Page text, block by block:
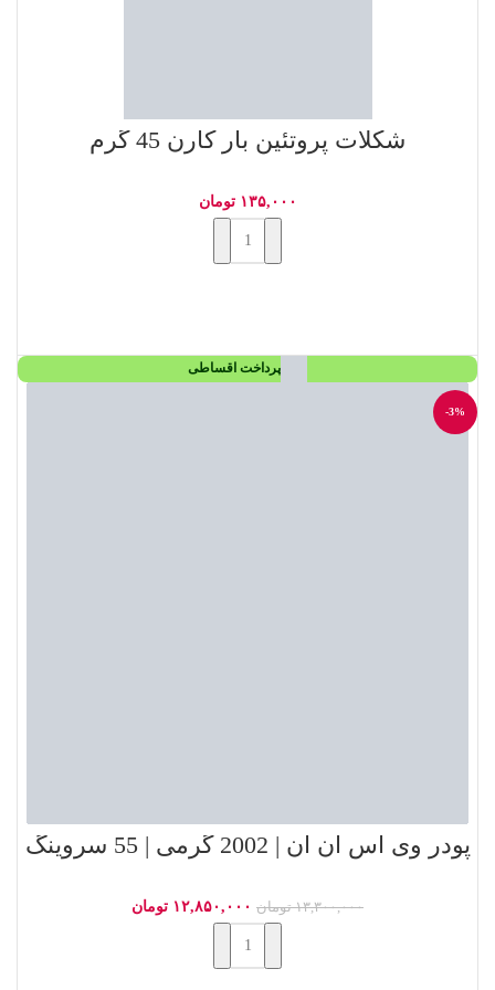
شکلات پروتئین بار کارن 45 گرم
۱۳۵,۰۰۰ تومان
پرداخت اقساطی
-3%
پودر وی اس ان ان | 2002 گرمی | 55 سروینگ
۱۳,۳۰۰,۰۰۰ تومان ۱۲,۸۵۰,۰۰۰ تومان